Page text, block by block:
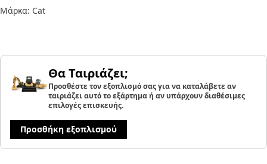
Μάρκα: Cat
Θα Ταιριάζει;
Προσθέστε τον εξοπλισμό σας για να καταλάβετε αν
ταιριάζει αυτό το εξάρτημα ή αν υπάρχουν διαθέσιμες
επιλογές επισκευής.
Προσθήκη εξοπλισμού